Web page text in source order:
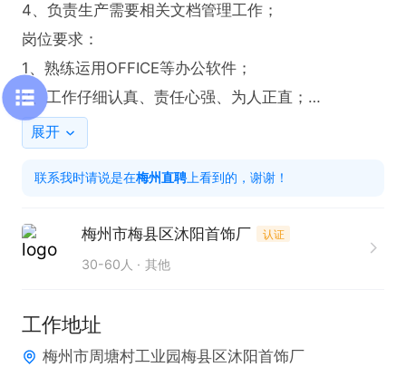
4、负责生产需要相关文档管理工作；
岗位要求：
1、熟练运用OFFICE等办公软件；
2、工作仔细认真、责任心强、为人正直；
3、有1年跟单经验者优先；
欢迎投递简历和电话联系，联系时请说是在【梅州直
展开
联系我时请说是在梅州直聘 上看到的，谢谢！
梅州市梅县区沐阳首饰厂 认证
30-60人 其他
工作地址
梅州市周塘村工业园梅县区沐阳首饰厂